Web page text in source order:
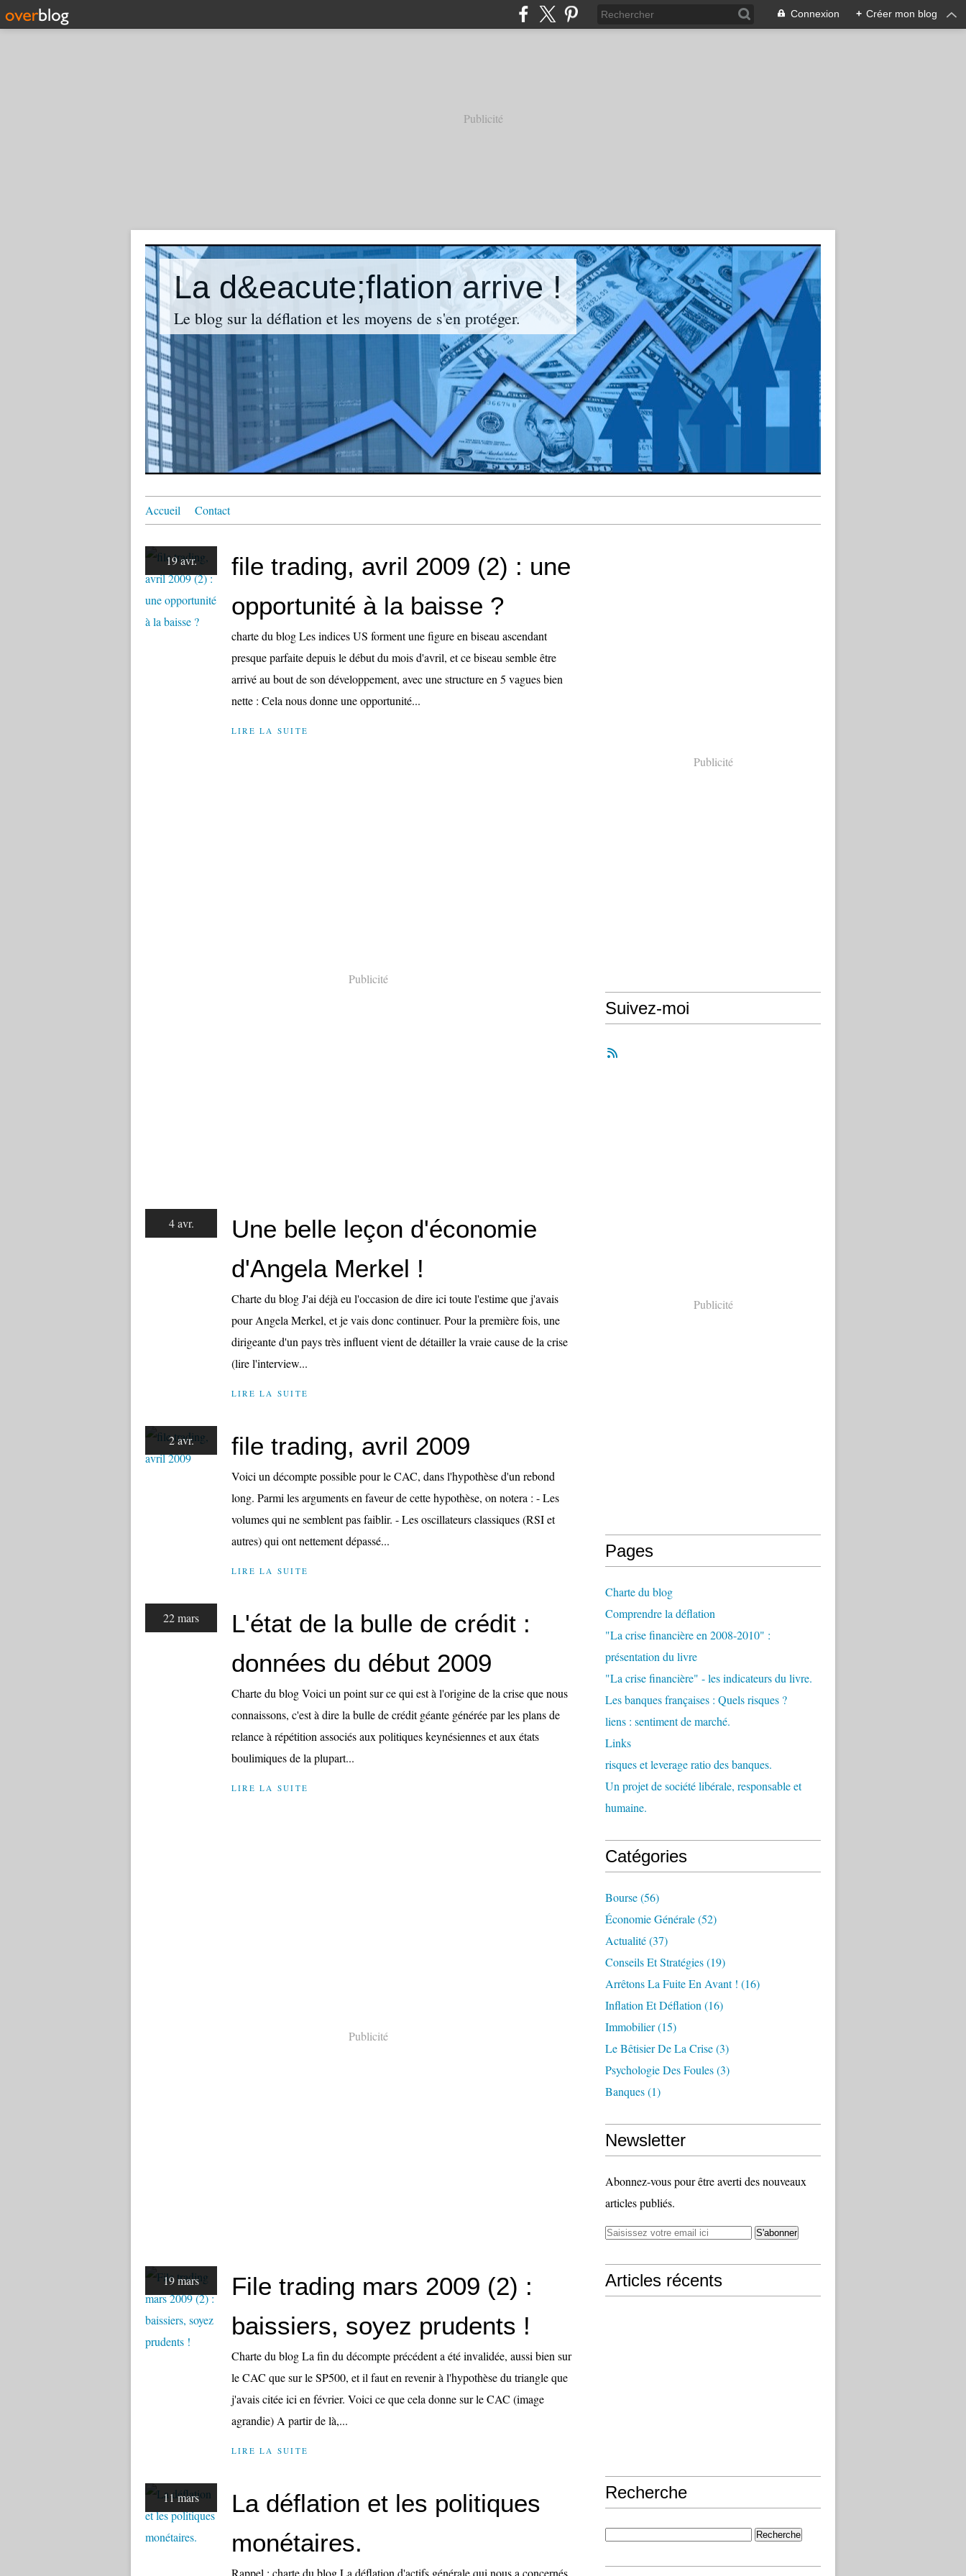
Connexion + Créer mon blog
Publicité
La d&eacute;flation arrive !
Le blog sur la déflation et les moyens de s'en protéger.
Accueil Contact
19 avr.
file trading, avril 2009 (2) : une
opportunité à la baisse ?
charte du blog Les indices US forment une figure en biseau ascendant
presque parfaite depuis le début du mois d'avril, et ce biseau semble être
arrivé au bout de son développement, avec une structure en 5 vagues bien
nette : Cela nous donne une opportunité...
LIRE LA SUITE
Publicité
4 avr.
Une belle leçon d'économie
d'Angela Merkel !
Charte du blog J'ai déjà eu l'occasion de dire ici toute l'estime que j'avais
pour Angela Merkel, et je vais donc continuer. Pour la première fois, une
dirigeante d'un pays très influent vient de détailler la vraie cause de la crise
(lire l'interview...
LIRE LA SUITE
2 avr. file trading, avril 2009
Voici un décompte possible pour le CAC, dans l'hypothèse d'un rebond
long. Parmi les arguments en faveur de cette hypothèse, on notera : - Les
volumes qui ne semblent pas faiblir. - Les oscillateurs classiques (RSI et
autres) qui ont nettement dépassé...
LIRE LA SUITE
22 mars
L'état de la bulle de crédit :
données du début 2009
Charte du blog Voici un point sur ce qui est à l'origine de la crise que nous
connaissons, c'est à dire la bulle de crédit géante générée par les plans de
relance à répétition associés aux politiques keynésiennes et aux états
boulimiques de la plupart...
LIRE LA SUITE
Publicité
19 mars
File trading mars 2009 (2) :
baissiers, soyez prudents !
Charte du blog La fin du décompte précédent a été invalidée, aussi bien sur
le CAC que sur le SP500, et il faut en revenir à l'hypothèse du triangle que
j'avais citée ici en février. Voici ce que cela donne sur le CAC (image
agrandie) A partir de là,...
LIRE LA SUITE
11 mars
La déflation et les politiques
monétaires.
Rappel : charte du blog La déflation d'actifs générale qui nous a concernés
Publicité
Suivez-moi
Publicité
Pages
Charte du blog
Comprendre la déflation
"La crise financière en 2008-2010" :
présentation du livre
"La crise financière" - les indicateurs du livre.
Les banques françaises : Quels risques ?
liens : sentiment de marché.
Links
risques et leverage ratio des banques.
Un projet de société libérale, responsable et
humaine.
Catégories
Bourse(56)
Économie Générale(52)
Actualité(37)
Conseils Et Stratégies(19)
Arrêtons La Fuite En Avant ! (16)
Inflation Et Déflation (16)
Immobilier(15)
Le Bêtisier De La Crise(3)
Psychologie Des Foules(3)
Banques(1)
Newsletter
Abonnez-vous pour être averti des nouveaux
articles publiés.
Articles récents
Recherche